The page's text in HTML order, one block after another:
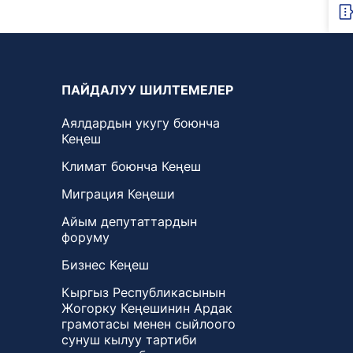
ПАЙДАЛУУ ШИЛТЕМЕЛЕР
Аялдардын укугу боюнча
Кеңеш
Климат боюнча Кеңеш
Миграция Кеңеши
Айым депутаттардын
форуму
Бизнес Кеңеш
Кыргыз Республикасынын
Жогорку Кеңешинин Ардак
грамотасы менен сыйлоого
сунуш кылуу тартиби